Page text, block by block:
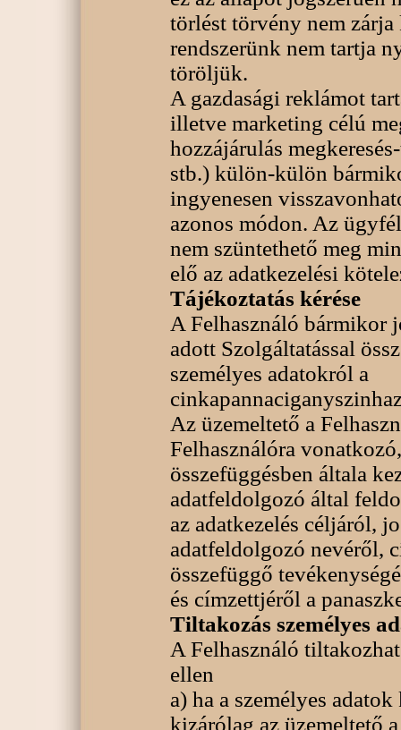
törlést törvény nem
rendszerünk nem tartja
töröljük.
A gazdasági reklámot
illetve marketing célú
hozzájárulás
stb.) külön-külön
ingyenesen
azonos módon. Az
nem szüntethető meg
elő az adatkezelési
Tájékoztatás kérése
A Felhasználó bármikor
adott Szolgáltatással
személyes adatokról a
Az üzemeltető a
Felhasználóra
összefüggésben általa
adatfeldolgozó által
az adatkezelés céljáról,
adatfeldolgozó nevéről,
összefüggő
és címzettjéről a
Tiltakozás személyes
A Felhasználó
ellen
a) ha a személyes
kizárólag az üzemeltető